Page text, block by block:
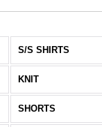
S/S SHIRTS
KNIT
SHORTS